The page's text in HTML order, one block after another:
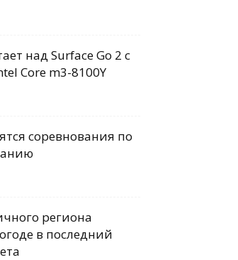
над Surface Go 2 с
Core m3-8100Y
соревнования по
региона
в последний